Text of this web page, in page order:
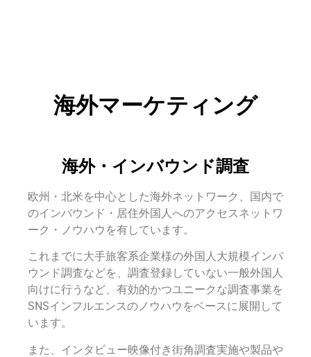
海外マーケティング
海外・インバウンド調査
欧州・北米を中心とした海外ネットワーク、国内で
のインバウンド・居住外国人へのアクセスネットワ
ーク・ノウハウを有しています。
これまでに大手旅客系企業様の外国人大規模インバ
ウンド調査などを、調査登録していない一般外国人
向けに行うなど、有効的かつユニークな調査事業を
SNSインフルエンスのノウハウをベースに展開して
います。
また、インタビュー映像付き街角調査実施や製品や